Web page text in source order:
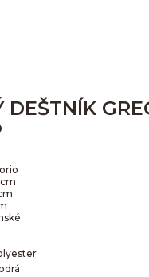
DEŠTNÍK